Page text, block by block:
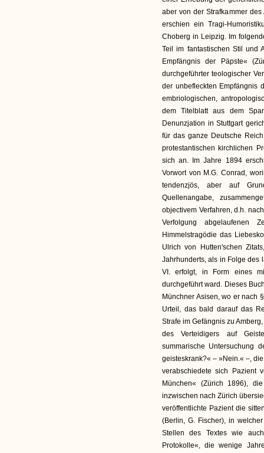
aber von der Strafkammer
erschien ein Tragi-
Choberg in Leipzig. Im
Teil im fantastischen Stil und
Empfängnis der Päpste«
durchgeführter teologischer
der unbefleckten Empfängnis
embriologischen,
dem Titelblatt aus dem
Denunzjation in Stuttgart
für das ganze Deutsche
protestantischen kirchlichen
sich an. Im Jahre 1894
Vorwort von M.G. Conrad,
tendenzjös, aber auf
Quellenangabe,
objectivem Verfahren, d.h.
Verfolgung abgelaufenen
Himmelstragödie das
Ulrich von Hutten'schen
Jahrhunderts, als in Folge des
VI. erfolgt, in Form eines
durchgeführt ward. Dieses
Münchner Asisen, wo er nach
Urteil, das bald darauf das
Strafe im Gefängnis zu
des Verteidigers auf
summarische Untersuchung
geisteskrank?« – »Nein.« –,
verabschiedete sich Pazient
München« (Zürich 1896),
inzwischen nach Zürich
veröffentlichte Pazient die
(Berlin, G. Fischer), in
Stellen des Textes wie
Protokolle«, die wenige